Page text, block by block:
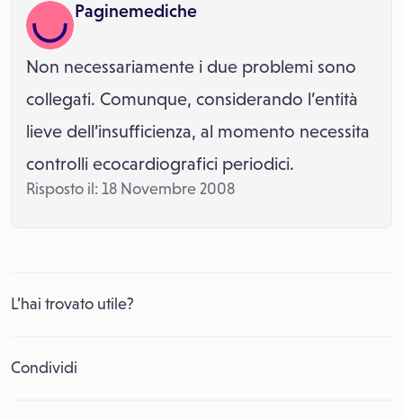
Paginemediche
Non necessariamente i due problemi sono
collegati. Comunque, considerando l’entità
lieve dell’insufficienza, al momento necessita
controlli ecocardiografici periodici.
Risposto il: 18 Novembre 2008
L’hai trovato utile?
Condividi